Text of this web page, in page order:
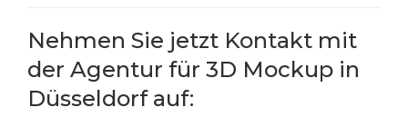
Nehmen Sie jetzt Kontakt mit
der Agentur für 3D Mockup in
Düsseldorf auf: